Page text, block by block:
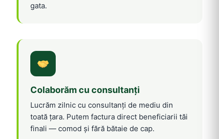
gata.
Colaborăm cu consultanți
Lucrăm zilnic cu consultanți de mediu din
toată țara. Putem factura direct beneficiarii tăi
finali — comod și fără bătaie de cap.